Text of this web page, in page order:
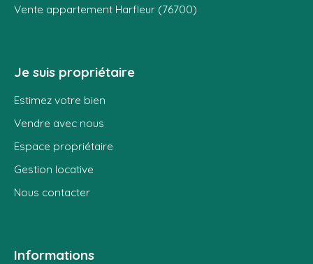
Vente appartement Harfleur (76700)
Je suis propriétaire
Estimez votre bien
Vendre avec nous
Espace propriétaire
Gestion locative
Nous contacter
Informations